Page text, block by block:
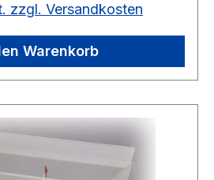
zzgl. Versandkosten
Warenkorb